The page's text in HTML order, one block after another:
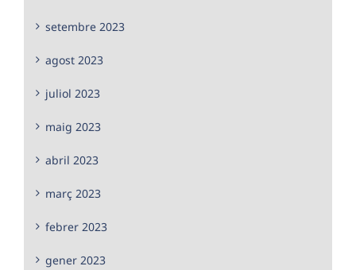
setembre 2023
agost 2023
juliol 2023
maig 2023
abril 2023
març 2023
febrer 2023
gener 2023